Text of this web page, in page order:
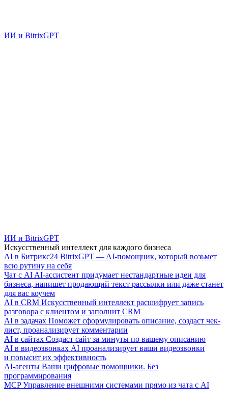
ИИ и BitrixGPT
ИИ и BitrixGPT
Искусственный интеллект для каждого бизнеса
AI в Битрикс24 BitrixGPT — AI-помощник, который возьмет
всю рутину на себя
Чат с AI AI-ассистент придумает нестандартные идеи для
бизнеса, напишет продающий текст рассылки или даже станет
для вас коучем
AI в CRM Искусственный интеллект расшифрует запись
разговора с клиентом и заполнит CRM
AI в задачах Поможет сформулировать описание, создаст чек-
лист, проанализирует комментарии
AI в сайтах Создаст сайт за минуты по вашему описанию
AI в видеозвонках AI проанализирует ваши видеозвонки
и повысит их эффективность
AI-агенты Ваши цифровые помощники. Без
программирования
MCP Управление внешними системами прямо из чата с AI